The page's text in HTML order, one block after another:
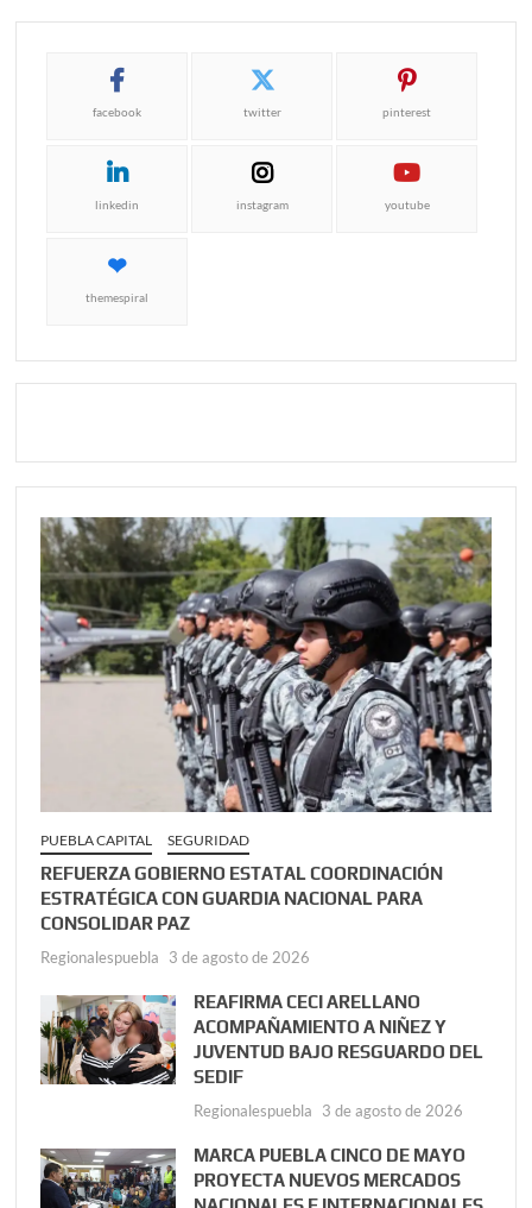
facebook twitter pinterest
linkedin instagram youtube
themespiral
PUEBLA CAPITAL SEGURIDAD
REFUERZA GOBIERNO ESTATAL COORDINACIÓN
ESTRATÉGICA CON GUARDIA NACIONAL PARA
CONSOLIDAR PAZ
Regionalespuebla 3 de agosto de 2026
REAFIRMA CECI ARELLANO
ACOMPAÑAMIENTO A NIÑEZ Y
JUVENTUD BAJO RESGUARDO DEL
SEDIF
Regionalespuebla 3 de agosto de 2026
MARCA PUEBLA CINCO DE MAYO
PROYECTA NUEVOS MERCADOS